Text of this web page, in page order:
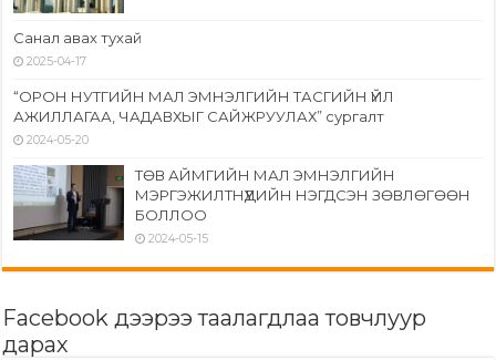
Санал авах тухай
2025-04-17
“ОРОН НУТГИЙН МАЛ ЭМНЭЛГИЙН ТАСГИЙН ҮЙЛ
АЖИЛЛАГАА, ЧАДАВХЫГ САЙЖРУУЛАХ” сургалт
2024-05-20
ТӨВ АЙМГИЙН МАЛ ЭМНЭЛГИЙН
МЭРГЭЖИЛТНҮҮДИЙН НЭГДСЭН ЗӨВЛӨГӨӨН
БОЛЛОО
2024-05-15
Facebook дээрээ таалагдлаа товчлуур
дарах